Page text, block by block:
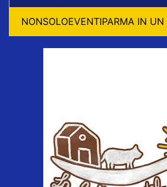
NONSOLOEVENTIPARMA IN